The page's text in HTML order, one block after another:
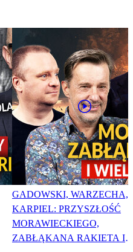
GADOWSKI, WARZECHA,
KARPIEL: PRZYSZŁOŚĆ
MORAWIECKIEGO,
ZABŁĄKANA RAKIETA I